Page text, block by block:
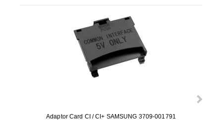
Adaptor Card CI / CI+ SAMSUNG 3709-001791